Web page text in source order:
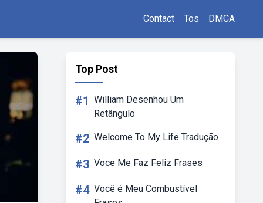
Contact Tos DMCA
Top Post
#1 William Desenhou Um
Retângulo
#2 Welcome To My Life Tradução
#3 Voce Me Faz Feliz Frases
#4 Você é Meu Combustível